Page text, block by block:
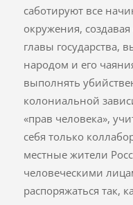
саботируют все
окружения,
главы государства,
народом и его
выполнять
колониальной
«прав человека»,
себя только
местные жители
человеческими
распоряжаться так,